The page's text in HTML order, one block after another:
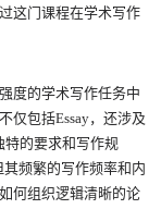
这门课程在学术写作
度的学术写作任务中
仅包括Essay，还涉及
特的要求和写作规
频繁的写作频率和内
何组织逻辑清晰的论